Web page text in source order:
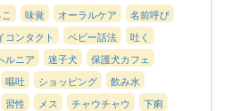
味覚 オーラルケア
名前呼び
コンタクト ベビー話法
吐く
ルニア 迷子犬
保護犬カフェ
嘔吐 ショッピング
飲み水
習性 メス チャウチャウ
下痢